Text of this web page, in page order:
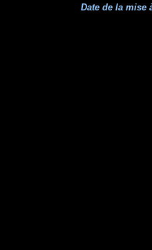
Date de la